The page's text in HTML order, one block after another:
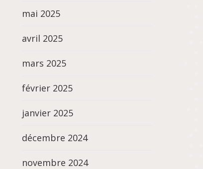
mai 2025
avril 2025
mars 2025
février 2025
janvier 2025
décembre 2024
novembre 2024